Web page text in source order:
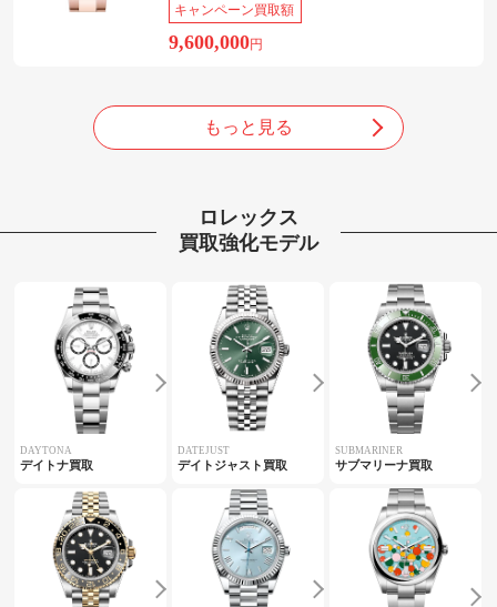
キャンペーン買取額
9,600,000円
もっと見る
ロレックス
買取強化モデル
DAYTONA
デイトナ買取
DATEJUST
デイトジャスト買取
SUBMARINER
サブマリーナ買取